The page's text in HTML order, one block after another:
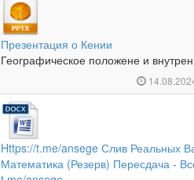
Презентация о Кении
Географическое положене и
Https://t.me/ansege Слив Реальных
Математика (Резерв) Пересдача -